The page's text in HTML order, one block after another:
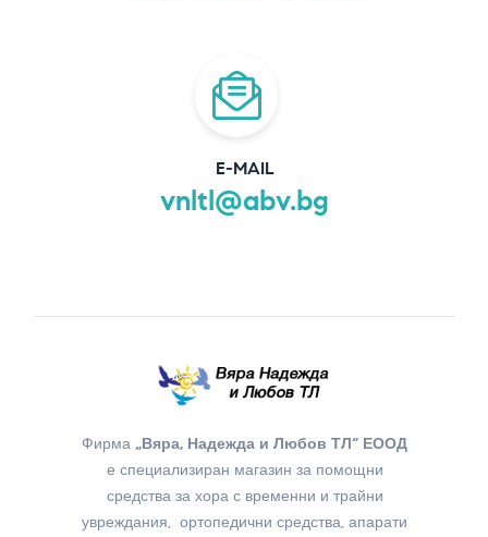
E-MAIL
vnltl@abv.bg
Фирма „Вяра, Надежда и Любов ТЛ“ ЕООД
е специализиран магазин за помощни
средства за хора с временни и трайни
увреждания, ортопедични средства, апарати